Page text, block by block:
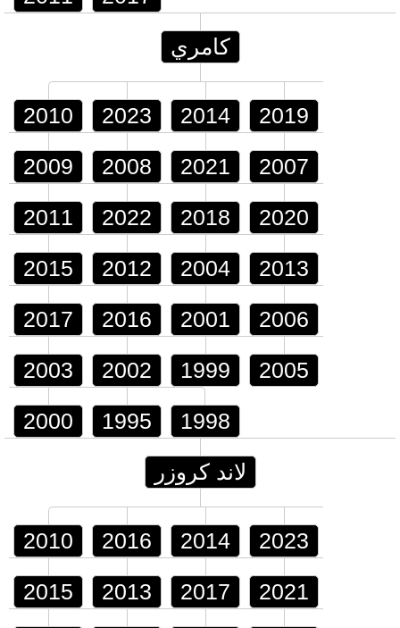
كامري
2010 2023 2014 2019
2009 2008 2021 2007
2011 2022 2018 2020
2015 2012 2004 2013
2017 2016 2001 2006
2003 2002 1999 2005
2000 1995 1998
لاند كروزر
2010 2016 2014 2023
2015 2013 2017 2021